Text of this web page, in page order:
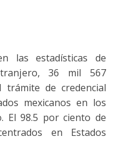
las estadísticas de
36 mil 567
trámite de credencial
mexicanos en los
El 98.5 por ciento de
en Estados